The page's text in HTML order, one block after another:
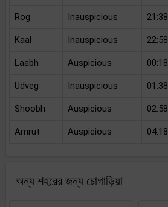
Rog Inauspicious
Kaal Inauspicious
Laabh Auspicious
Udveg Inauspicious
Shoobh Auspicious
Amrut Auspicious
অন্য শহরের জন্য চোগাড়িয়া